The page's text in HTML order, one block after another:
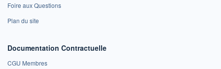
Foire aux Questions
Plan du site
Documentation Contractuelle
CGU Membres